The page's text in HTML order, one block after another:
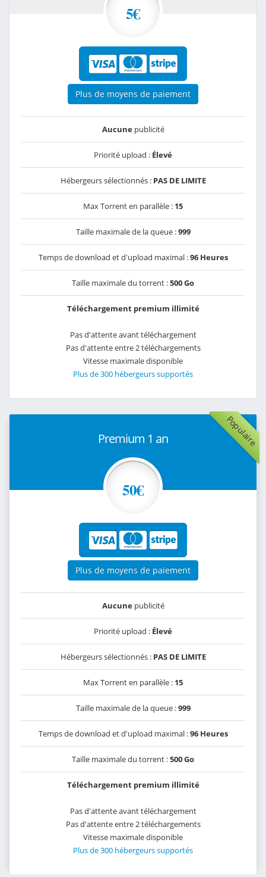
5€
Plus de moyens de paiement
Aucunepublicité
Priorité upload : Élevé
Hébergeurs sélectionnés : PAS DE LIMITE
Max Torrent en parallèle : 15
Taille maximale de la queue :999
Temps de download et d'upload maximal :96 Heures
Taille maximale du torrent :500 Go
Téléchargement premium illimité
Pas d'attente avant téléchargement
Pas d'attente entre 2 téléchargements
Vitesse maximale disponible
Plus de 300 hébergeurs supportés
Populaire
Premium 1 an
50€
Plus de moyens de paiement
Aucunepublicité
Priorité upload : Élevé
Hébergeurs sélectionnés : PAS DE LIMITE
Max Torrent en parallèle : 15
Taille maximale de la queue :999
Temps de download et d'upload maximal :96 Heures
Taille maximale du torrent :500 Go
Téléchargement premium illimité
Pas d'attente avant téléchargement
Pas d'attente entre 2 téléchargements
Vitesse maximale disponible
Plus de 300 hébergeurs supportés